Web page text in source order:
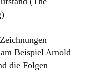
Beispiel Arnold
die Folgen